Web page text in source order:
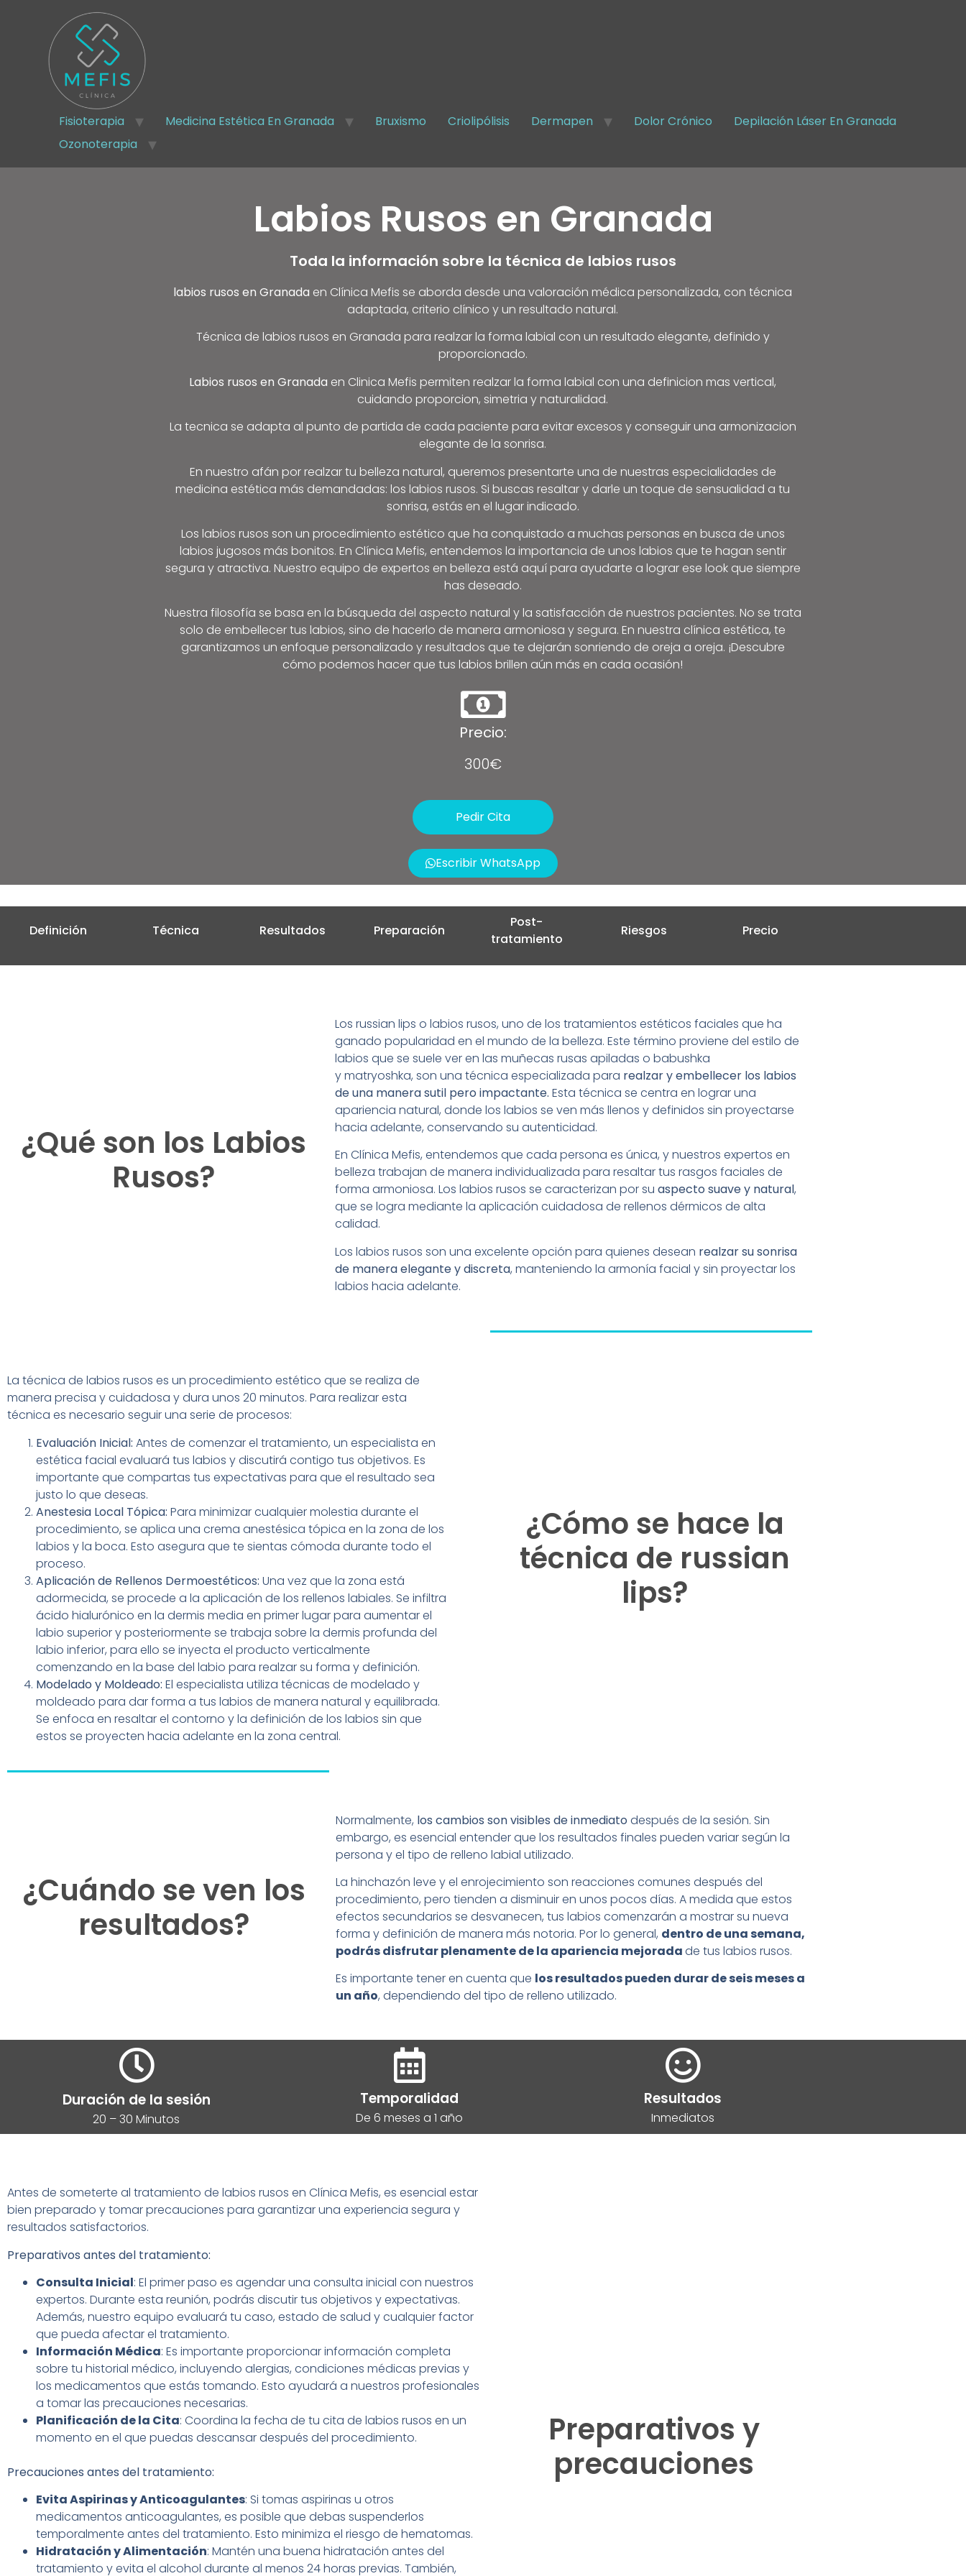
Fisioterapia Medicina Estética En Granada Bruxismo Criolipólisis Dermapen Dolor Crónico
Depilación Láser En Granada
Ozonoterapia
Labios Rusos en Granada
Toda la información sobre la técnica de labios rusos
labios rusos en Granada en Clínica Mefis se aborda desde una valoración médica personalizada, con técnica
adaptada, criterio clínico y un resultado natural.
Técnica de labios rusos en Granada para realzar la forma labial con un resultado elegante, definido y
proporcionado.
Labios rusos en Granada en Clinica Mefis permiten realzar la forma labial con una definicion mas vertical,
cuidando proporcion, simetria y naturalidad.
La tecnica se adapta al punto de partida de cada paciente para evitar excesos y conseguir una armonizacion
elegante de la sonrisa.
En nuestro afán por realzar tu belleza natural, queremos presentarte una de nuestras especialidades de
medicina estética más demandadas: los labios rusos. Si buscas resaltar y darle un toque de sensualidad a tu
sonrisa, estás en el lugar indicado.
Los labios rusos son un procedimiento estético que ha conquistado a muchas personas en busca de unos
labios jugosos más bonitos. En Clínica Mefis, entendemos la importancia de unos labios que te hagan sentir
segura y atractiva. Nuestro equipo de expertos en belleza está aquí para ayudarte a lograr ese look que siempre
has deseado.
Nuestra filosofía se basa en la búsqueda del aspecto natural y la satisfacción de nuestros pacientes. No se trata
solo de embellecer tus labios, sino de hacerlo de manera armoniosa y segura. En nuestra clínica estética, te
garantizamos un enfoque personalizado y resultados que te dejarán sonriendo de oreja a oreja. ¡Descubre
cómo podemos hacer que tus labios brillen aún más en cada ocasión!
Precio:
300€
Pedir Cita
Escribir WhatsApp
Definición Técnica Resultados Preparación
Post-
tratamiento
Riesgos Precio
¿Qué son los Labios
Rusos?
Los russian lips o labios rusos, uno de los tratamientos estéticos faciales que ha
ganado popularidad en el mundo de la belleza. Este término proviene del estilo de
labios que se suele ver en las muñecas rusas apiladas o babushka
ymatryoshka, son una técnica especializada para realzar y embellecer los labios
de una manera sutil pero impactante. Esta técnica se centra en lograr una
apariencia natural, donde los labios se ven más llenos y definidos sin proyectarse
hacia adelante, conservando su autenticidad.
En Clínica Mefis, entendemos que cada persona es única, y nuestros expertos en
belleza trabajan de manera individualizada para resaltar tus rasgos faciales de
forma armoniosa. Los labios rusos se caracterizan por su aspecto suave y natural,
que se logra mediante la aplicación cuidadosa de rellenos dérmicos de alta
calidad.
Los labios rusos son una excelente opción para quienes desean realzar su sonrisa
de manera elegante y discreta, manteniendo la armonía facial y sin proyectar los
labios hacia adelante.
La técnica de labios rusos es un procedimiento estético que se realiza de
manera precisa y cuidadosa y dura unos 20 minutos. Para realizar esta
técnica es necesario seguir una serie de procesos:
Evaluación Inicial: Antes de comenzar el tratamiento, un especialista en
estética facial evaluará tus labios y discutirá contigo tus objetivos. Es
importante que compartas tus expectativas para que el resultado sea
justo lo que deseas.
Anestesia Local Tópica: Para minimizar cualquier molestia durante el
procedimiento, se aplica una crema anestésica tópica en la zona de los
labios y la boca. Esto asegura que te sientas cómoda durante todo el
proceso.
Aplicación de Rellenos Dermoestéticos: Una vez que la zona está
adormecida, se procede a la aplicación de los rellenos labiales. Se infiltra
ácido hialurónico en la dermis media en primer lugar para aumentar el
labio superior y posteriormente se trabaja sobre la dermis profunda del
labio inferior, para ello se inyecta el producto verticalmente
comenzando en la base del labio para realzar su forma y definición.
Modelado y Moldeado: El especialista utiliza técnicas de modelado y
moldeado para dar forma a tus labios de manera natural y equilibrada.
Se enfoca en resaltar el contorno y la definición de los labios sin que
estos se proyecten hacia adelante en la zona central.
¿Cómo se hace la
técnica de russian
lips?
¿Cuándo se ven los
resultados?​
Normalmente, los cambios son visibles de inmediato después de la sesión. Sin
embargo, es esencial entender que los resultados finales pueden variar según la
persona y el tipo de relleno labial utilizado.
La hinchazón leve y el enrojecimiento son reacciones comunes después del
procedimiento, pero tienden a disminuir en unos pocos días. A medida que estos
efectos secundarios se desvanecen, tus labios comenzarán a mostrar su nueva
forma y definición de manera más notoria. Por lo general, dentro de una semana,
podrás disfrutar plenamente de la apariencia mejoradade tus labios rusos.
Es importante tener en cuenta que los resultados pueden durar de seis meses a
un año, dependiendo del tipo de relleno utilizado.
Duración de la sesión
20 – 30 Minutos
Temporalidad
De 6 meses a 1 año
Resultados
Inmediatos
Antes de someterte al tratamiento de labios rusos en Clínica Mefis, es esencial estar
bien preparado y tomar precauciones para garantizar una experiencia segura y
resultados satisfactorios.
Preparativos antes del tratamiento:
Consulta Inicial: El primer paso es agendar una consulta inicial con nuestros
expertos. Durante esta reunión, podrás discutir tus objetivos y expectativas.
Además, nuestro equipo evaluará tu caso, estado de salud y cualquier factor
que pueda afectar el tratamiento.
Información Médica: Es importante proporcionar información completa
sobre tu historial médico, incluyendo alergias, condiciones médicas previas y
los medicamentos que estás tomando. Esto ayudará a nuestros profesionales
a tomar las precauciones necesarias.
Planificación de la Cita: Coordina la fecha de tu cita de labios rusos en un
momento en el que puedas descansar después del procedimiento.
Precauciones antes del tratamiento:
Evita Aspirinas y Anticoagulantes: Si tomas aspirinas u otros
medicamentos anticoagulantes, es posible que debas suspenderlos
temporalmente antes del tratamiento. Esto minimiza el riesgo de hematomas.
Hidratación y Alimentación: Mantén una buena hidratación antes del
tratamiento y evita el alcohol durante al menos 24 horas previas. También,
Preparativos y
precauciones